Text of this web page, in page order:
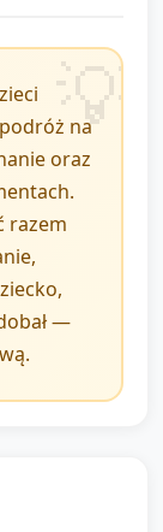
dzielę się
dźwiękowa
zrób wolne,
instrumenty:
na
oraz
razem
—